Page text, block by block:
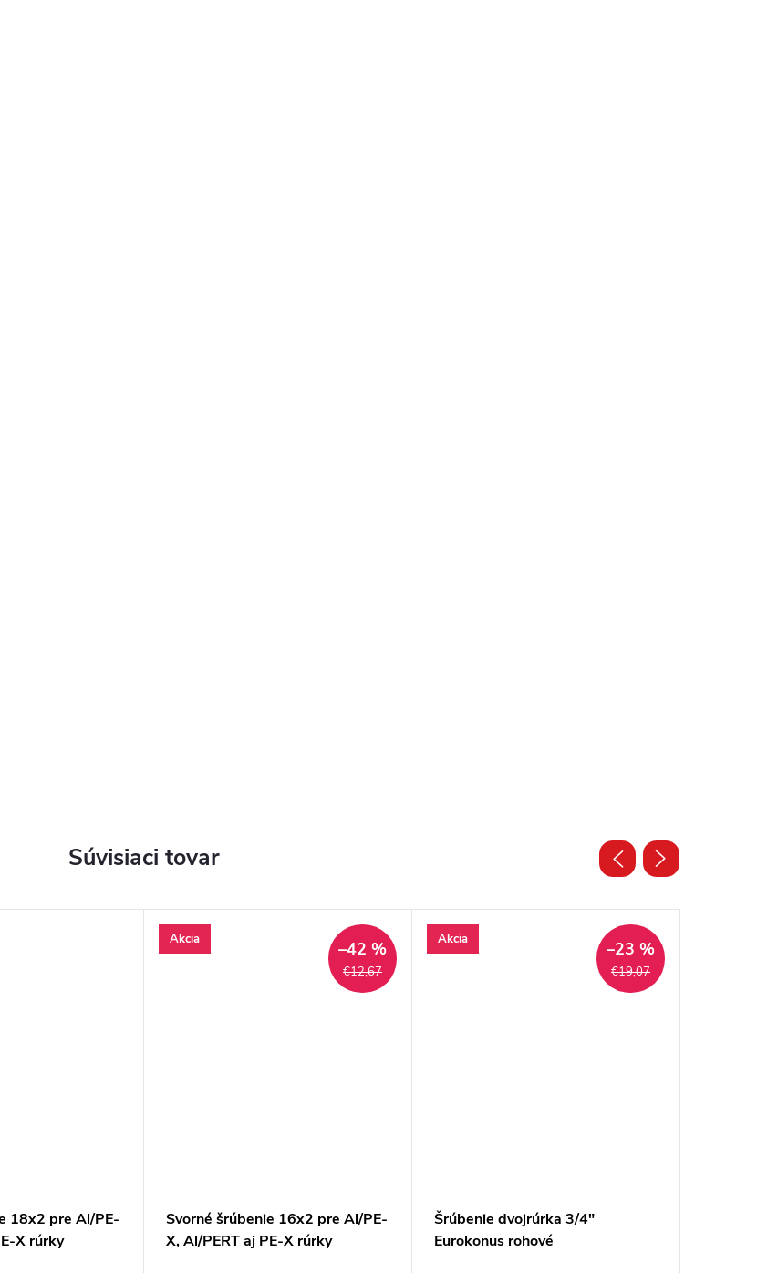
Súvisiaci tovar
18x2 pre Al/PE-
X rúrky
Akcia
€12,67
–42 %
Svorné šrúbenie 16x2 pre Al/PE-
X, Al/PERT aj PE-X rúrky
Akcia
€19,07
–23 %
Šrúbenie dvojrúrka 3/4"
Eurokonus rohové